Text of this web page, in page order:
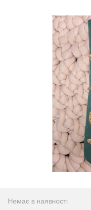
Немає в наявності